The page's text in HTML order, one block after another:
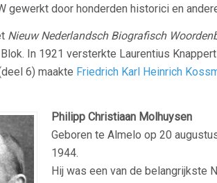
gewerkt door honderden historici en
Nieuw Nederlandsch Biografisch
In 1921 versterkte Laurentius
6) maakte Friedrich Karl Heinrich
Philipp Christiaan Molhuysen
Geboren te Almelo op 20
1944.
Hij was een van de belangrijkste